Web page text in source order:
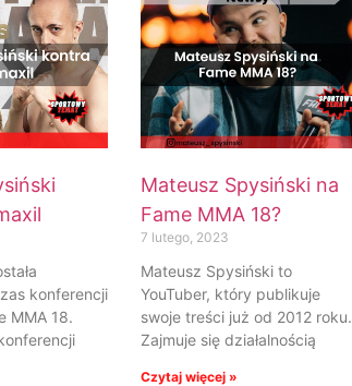
konferencji
MMA 18.
Mateusz Spysiński na
Fame MMA 18?
7 lutego, 2023
Mateusz Spysiński to
YouTuber, który publikuje
swoje treści już od 2012 roku.
Zajmuje się działalnością
Czytaj więcej »